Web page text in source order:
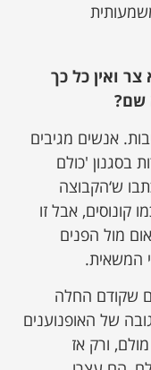
ואין כל כך
שם?
אנשים מגיבים
בסגנון 'כולם
ש‘הקבוצה
קונוסים, אבל זו
מול הפנים
המשאית.
שקודם החלה
של האופנוענים
ורק אז